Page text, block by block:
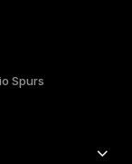
Spurs